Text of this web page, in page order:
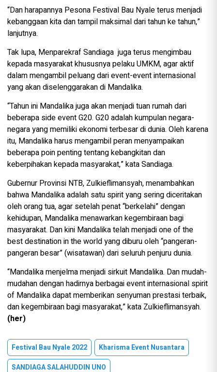
“Dan harapannya Pesona Festival Bau Nyale terus menjadi
kebanggaan kita dan tampil maksimal dari tahun ke tahun,”
lanjutnya.
Tak lupa, Menparekraf Sandiaga juga terus mengimbau
kepada masyarakat khususnya pelaku UMKM, agar aktif
dalam mengambil peluang dari event-event internasional
yang akan diselenggarakan di Mandalika.
“Tahun ini Mandalika juga akan menjadi tuan rumah dari
beberapa side event G20. G20 adalah kumpulan negara-
negara yang memiliki ekonomi terbesar di dunia. Oleh karena
itu, Mandalika harus mengambil peran menyampaikan
beberapa poin penting tentang kebangkitan dan
keberpihakan kepada masyarakat,” kata Sandiaga.
Gubernur Provinsi NTB, Zulkieflimansyah, menambahkan
bahwa Mandalika adalah satu spirit yang sering diceritakan
oleh orang tua, agar setelah penat “berkelahi” dengan
kehidupan, Mandalika menawarkan kegembiraan bagi
masyarakat. Dan kini Mandalika telah menjadi one of the
best destination in the world yang diburu oleh “pangeran-
pangeran besar” (wisatawan) dari seluruh penjuru dunia.
“Mandalika menjelma menjadi sirkuit Mandalika. Dan mudah-
mudahan dengan hadirnya berbagai event internasional spirit
of Mandalika dapat memberikan senyuman prestasi terbaik,
dan kegembiraan bagi masyarakat,” kata Zulkieflimansyah.
(her)
Festival Bau Nyale 2022
Kharisma Event Nusantara
SANDIAGA SALAHUDDIN UNO